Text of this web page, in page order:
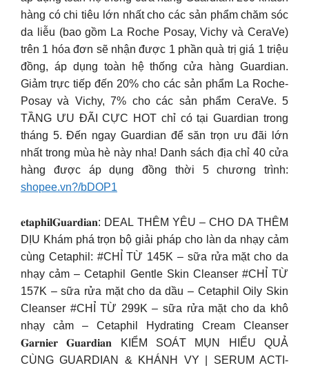
hàng có chi tiêu lớn nhất cho các sản phẩm chăm sóc
da liễu (bao gồm La Roche Posay, Vichy và CeraVe)
trên 1 hóa đơn sẽ nhận được 1 phần quà trị giá 1 triệu
đồng, áp dụng toàn hệ thống cửa hàng Guardian.
Giảm trực tiếp đến 20% cho các sản phẩm La Roche-
Posay và Vichy, 7% cho các sản phẩm CeraVe. 5
TẦNG ƯU ĐÃI CỰC HOT chỉ có tại Guardian trong
tháng 5. Đến ngay Guardian để săn trọn ưu đãi lớn
nhất trong mùa hè này nha! Danh sách địa chỉ 40 cửa
hàng được áp dụng đồng thời 5 chương trình:
shopee.vn?/bDOP1
𝐞𝐭𝐚𝐩𝐡𝐢𝐥𝐆𝐮𝐚𝐫𝐝𝐢𝐚𝐧: DEAL THÊM YÊU – CHO DA THÊM
DỊU Khám phá trọn bộ giải pháp cho làn da nhạy cảm
cùng Cetaphil: #CHỈ TỪ 145K – sữa rửa mặt cho da
nhạy cảm – Cetaphil Gentle Skin Cleanser #CHỈ TỪ
157K – sữa rửa mặt cho da dầu – Cetaphil Oily Skin
Cleanser #CHỈ TỪ 299K – sữa rửa mặt cho da khô
nhạy cảm – Cetaphil Hydrating Cream Cleanser
𝐆𝐚𝐫𝐧𝐢𝐞𝐫 𝐆𝐮𝐚𝐫𝐝𝐢𝐚𝐧 KIỂM SOÁT MỤN HIỂU QUẢ
CÙNG GUARDIAN & KHÁNH VY | SERUM ACTI-